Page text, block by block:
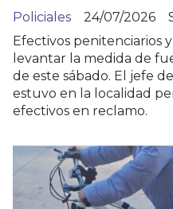
Policiales
24/07/2026
Efectivos penitenciarios
levantar la medida de
de este sábado. El jefe
estuvo en la localidad
efectivos en reclamo.